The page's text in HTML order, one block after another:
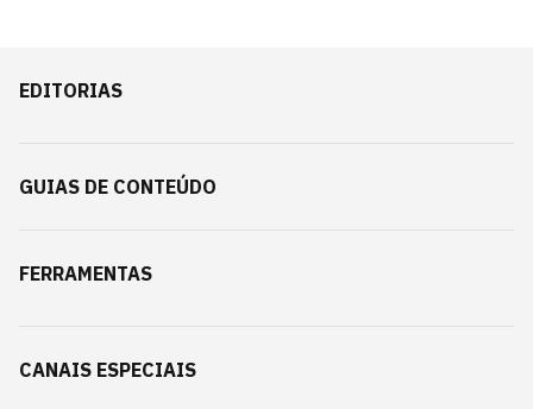
EDITORIAS
GUIAS DE CONTEÚDO
FERRAMENTAS
CANAIS ESPECIAIS